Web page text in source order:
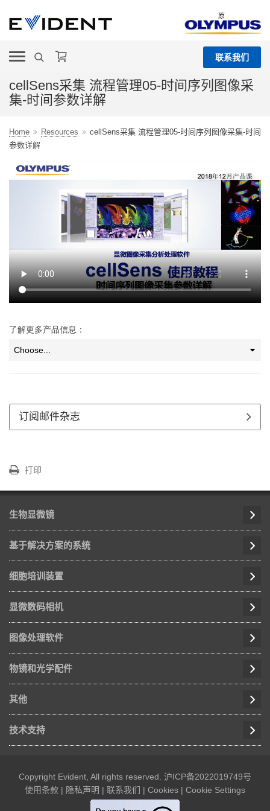
原
联系我们
cellSens采集 流程管理05-时间序列图像采
集-时间参数详解
Home Resources
cellSens采集 流程管理05-时间序列图像采集-时间
参数详解
了解更多产品信息：
订阅邮件杂志
打印
生物显微镜
基于解决方案的系统
细胞培训装置
显微数码相机
图像处理软件
物镜和光学配件
其他
技术支持
Copyright Evident, All rights reserved. 沪ICP备2022019749号
使用条款 | 隐私声明 | 联系我们 | Cookies | Cookie Settings